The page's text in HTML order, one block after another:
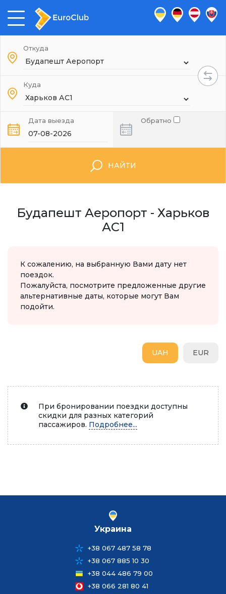
Откуда
Куда
Дата выезда Обратно
НАЙТИ
Будапешт Аеропорт - Харьков
АС1
К сожалению, на выбранную Вами дату нет
поездок.
Пожалуйста, посмотрите предложенные другие
альтернативные даты, которые могут Вам
подойти.
EUR
UAH
При бронировании поездки доступны
скидки для разных категорий
пассажиров. Подробнее...
Украина
+38 067 487 58 78
+38 067 885 10 30
+38 044 486 79 00
+38 066 281 80 41